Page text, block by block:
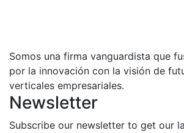
Somos una firma vanguardista que
por la innovación con la visión de
verticales empresariales.
Newsletter
Subscribe our newsletter to get our